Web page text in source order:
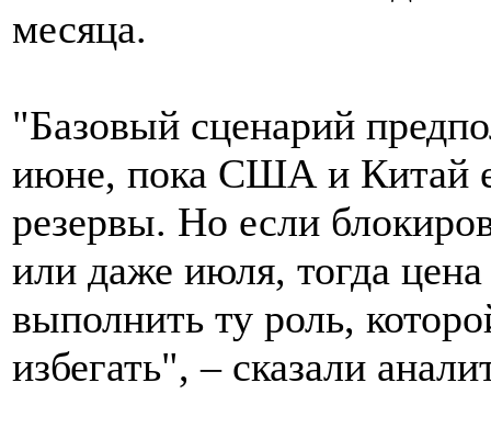
месяца.
"Базовый сценарий
июне, пока США и Китай
резервы. Но если
или даже июля, тогда
выполнить ту роль,
избегать", – сказали